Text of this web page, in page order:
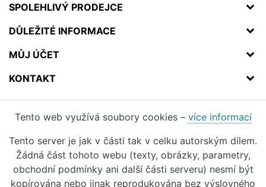
SPOLEHLIVÝ PRODEJCE
DŮLEŽITÉ INFORMACE
MŮJ ÚČET
KONTAKT
Tento web využívá soubory cookies – více informací
Tento server je jak v části tak v celku autorským dílem.
Žádná část tohoto webu (texty, obrázky, parametry,
obchodní podmínky ani další části serveru) nesmí být
kopírována nebo jinak reprodukována bez výslovného